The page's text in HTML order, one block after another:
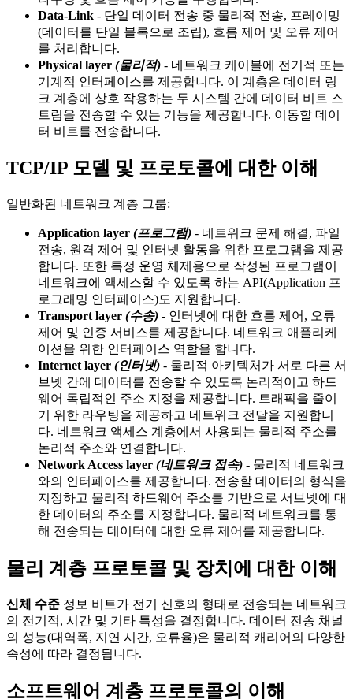
Data-Link - 단일 데이터 전송 중 물리적 전송, 프레이밍
(데이터를 단일 블록으로 조립), 흐름 제어 및 오류 제어
를 처리합니다.
Physical layer (물리적) - 네트워크 케이블에 전기적 또는
기계적 인터페이스를 제공합니다. 이 계층은 데이터 링
크 계층에 상호 작용하는 두 시스템 간에 데이터 비트 스
트림을 전송할 수 있는 기능을 제공합니다. 이동할 데이
터 비트를 전송합니다.
TCP/IP 모델 및 프로토콜에 대한 이해
일반화된 네트워크 계층 그룹:
Application layer (프로그램) - 네트워크 문제 해결, 파일
전송, 원격 제어 및 인터넷 활동을 위한 프로그램을 제공
합니다. 또한 특정 운영 체제용으로 작성된 프로그램이
네트워크에 액세스할 수 있도록 하는 API(Application 프
로그래밍 인터페이스)도 지원합니다.
Transport layer (수송) - 인터넷에 대한 흐름 제어, 오류
제어 및 인증 서비스를 제공합니다. 네트워크 애플리케
이션을 위한 인터페이스 역할을 합니다.
Internet layer (인터넷) - 물리적 아키텍처가 서로 다른 서
브넷 간에 데이터를 전송할 수 있도록 논리적이고 하드
웨어 독립적인 주소 지정을 제공합니다. 트래픽을 줄이
기 위한 라우팅을 제공하고 네트워크 전달을 지원합니
다. 네트워크 액세스 계층에서 사용되는 물리적 주소를
논리적 주소와 연결합니다.
Network Access layer (네트워크 접속) - 물리적 네트워크
와의 인터페이스를 제공합니다. 전송할 데이터의 형식을
지정하고 물리적 하드웨어 주소를 기반으로 서브넷에 대
한 데이터의 주소를 지정합니다. 물리적 네트워크를 통
해 전송되는 데이터에 대한 오류 제어를 제공합니다.
물리 계층 프로토콜 및 장치에 대한 이해
신체 수준 정보 비트가 전기 신호의 형태로 전송되는 네트워크
의 전기적, 시간 및 기타 특성을 결정합니다. 데이터 전송 채널
의 성능(대역폭, 지연 시간, 오류율)은 물리적 캐리어의 다양한
속성에 따라 결정됩니다.
소프트웨어 계층 프로토콜의 이해